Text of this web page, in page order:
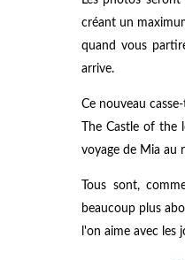
créant un
quand vous
arrive.
Ce nouveau
The Castle of
voyage de Mia au
Tous sont,
beaucoup plus
l'on aime avec les